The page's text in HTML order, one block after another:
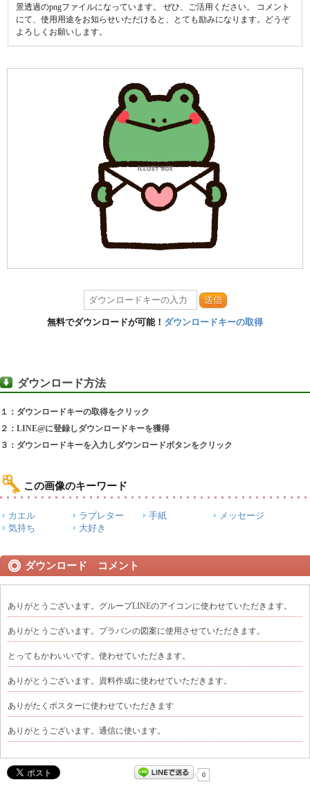
景透過のpngファイルになっています。 ぜひ、ご活用ください。 コメント
にて、使用用途をお知らせいただけると、とても励みになります。どうぞ
よろしくお願いします。
送信
無料でダウンロードが可能！ ダウンロードキーの取得
ダウンロード方法
１：ダウンロードキーの取得をクリック
２：LINE@に登録しダウンロードキーを獲得
３：ダウンロードキーを入力しダウンロードボタンをクリック
この画像のキーワード
カエル ラブレター 手紙
メッセージ
気持ち
大好き
ダウンロード コメント
ありがとうございます。グループLINEのアイコンに使わせていただきます。
ありがとうございます。プラバンの図案に使用させていただきます。
とってもかわいいです。使わせていただきます。
ありがとうございます。資料作成に使わせていただきます。
ありがたくポスターに使わせていただきます
ありがとうございます。通信に使います。
0